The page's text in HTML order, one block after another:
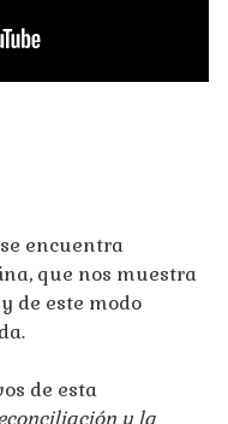
encuentra
que nos muestra
de este modo
de esta
y la